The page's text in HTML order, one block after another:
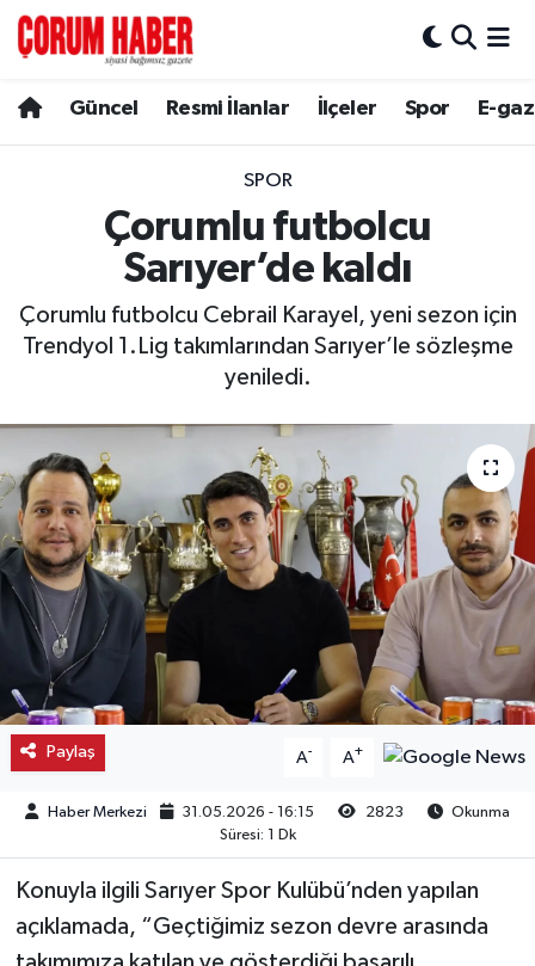
Güncel Resmi İlanlar İlçeler Spor E-
SPOR
Çorumlu futbolcu
Sarıyer’de kaldı
Çorumlu futbolcu Cebrail Karayel, yeni sezon için
Trendyol 1.Lig takımlarından Sarıyer’le sözleşme
yeniledi.
Paylaş A- A+
Haber Merkezi 31.05.2026 - 16:15 2823
Okunma
Süresi: 1 Dk
Konuyla ilgili Sarıyer Spor Kulübü’nden yapılan
açıklamada, “Geçtiğimiz sezon devre arasında
Spor
Resmi İlanlar
Bayat
Dodurga
İskilip
Kargı
Laçin
Mecitözü
Oğuzlar
Ortaköy
Osmancık
Sungurlu
Hava Durumu
Çorum Namaz Vakitleri
Trafik Durumu
Süper Lig Puan Durumu ve Fikstür
Son Dakika Haberleri
Haber Arşivi